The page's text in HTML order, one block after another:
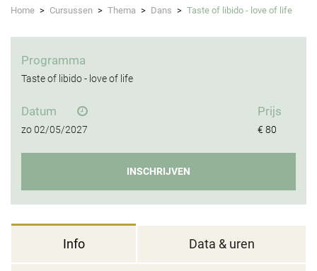
Home > Cursussen > Thema > Dans > Taste of libido - love of life
Programma
Taste of libido - love of life
Datum
zo02/05/2027
Prijs
€ 80
INSCHRIJVEN
Info Data & uren